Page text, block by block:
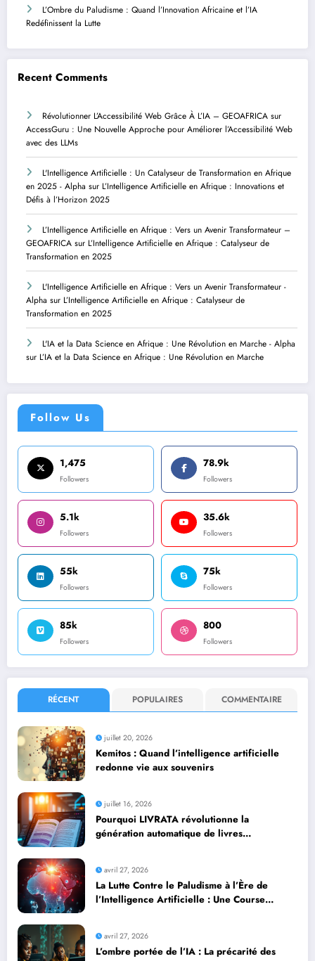
L’Ombre du Paludisme : Quand l’Innovation Africaine et l’IA
Redéfinissent la Lutte
Recent Comments
Révolutionner L’Accessibilité Web Grâce À L’IA – GEOAFRICA sur
AccessGuru : Une Nouvelle Approche pour Améliorer l’Accessibilité Web
avec des LLMs
L'Intelligence Artificielle : Un Catalyseur de Transformation en Afrique
en 2025 - Alpha sur L’Intelligence Artificielle en Afrique : Innovations et
Défis à l’Horizon 2025
L’Intelligence Artificielle en Afrique : Vers un Avenir Transformateur –
GEOAFRICA sur L’Intelligence Artificielle en Afrique : Catalyseur de
Transformation en 2025
L'Intelligence Artificielle en Afrique : Vers un Avenir Transformateur -
Alpha sur L’Intelligence Artificielle en Afrique : Catalyseur de
Transformation en 2025
L'IA et la Data Science en Afrique : Une Révolution en Marche - Alpha
sur L’IA et la Data Science en Afrique : Une Révolution en Marche
Follow Us
1,475
Followers
78.9k
Followers
5.1k
Followers
35.6k
Followers
55k
Followers
75k
Followers
85k
Followers
800
Followers
RÉCENT POPULAIRES COMMENTAIRE
juillet 20, 2026
Kemitos : Quand l’intelligence artificielle
redonne vie aux souvenirs
juillet 16, 2026
Pourquoi LIVRATA révolutionne la
génération automatique de livres
avril 27, 2026
La Lutte Contre le Paludisme à l’Ère de
l’Intelligence Artificielle : Une Course
avril 27, 2026
L’ombre portée de l’IA : La précarité des